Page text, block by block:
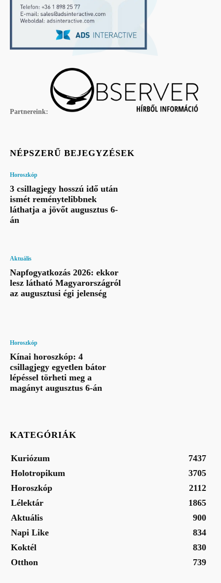
Partnereink:
NÉPSZERŰ BEJEGYZÉSEK
Horoszkóp
3 csillagjegy hosszú idő után
ismét reménytelibbnek
láthatja a jövőt augusztus 6-
án
Aktuális
Napfogyatkozás 2026: ekkor
lesz látható Magyarországról
az augusztusi égi jelenség
Horoszkóp
Kínai horoszkóp: 4
csillagjegy egyetlen bátor
lépéssel törheti meg a
magányt augusztus 6-án
KATEGÓRIÁK
Kuriózum
7437
Holotropikum
3705
Horoszkóp
2112
Lélektár
1865
Aktuális
900
Napi Like
834
Koktél
830
Otthon
739